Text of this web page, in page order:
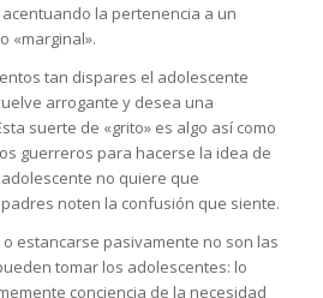
la pertenencia a un
«marginal».
tan dispares el adolescente
arrogante y desea una
suerte de «grito» es algo así como
guerreros para hacerse la idea de
no quiere que
noten la confusión que siente.
estancarse pasivamente no son las
tomar los adolescentes: lo
conciencia de la necesidad